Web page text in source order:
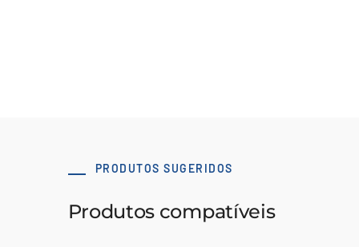
PRODUTOS SUGERIDOS
Produtos compatíveis